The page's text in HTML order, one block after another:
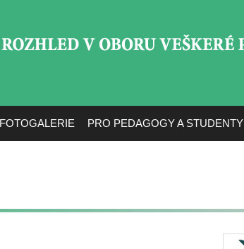
FOTOGALERIE PRO PEDAGOGY A STUDENTY